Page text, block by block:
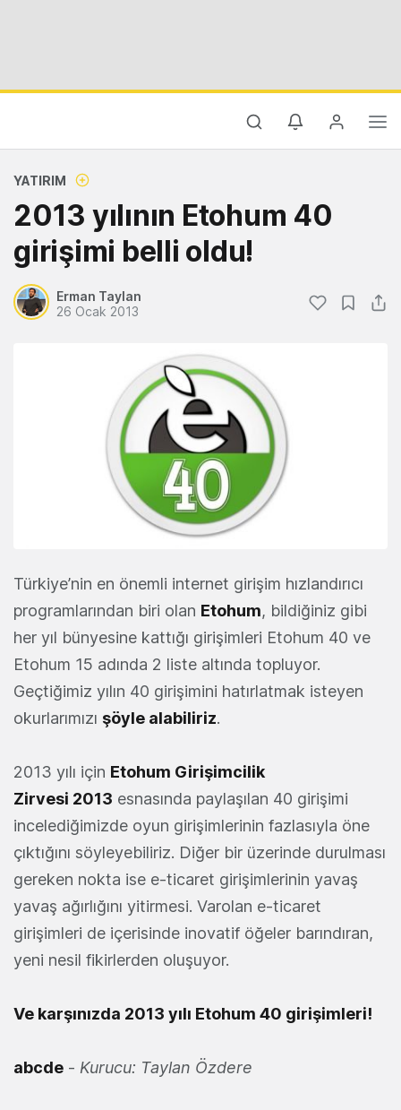
YATIRIM
2013 yılının Etohum 40
girişimi belli oldu!
Erman Taylan
26 Ocak 2013
Türkiye’nin en önemli internet girişim hızlandırıcı
programlarından biri olan Etohum, bildiğiniz gibi
her yıl bünyesine kattığı girişimleri Etohum 40 ve
Etohum 15 adında 2 liste altında topluyor.
Geçtiğimiz yılın 40 girişimini hatırlatmak isteyen
okurlarımızı şöyle alabiliriz.
2013 yılı için Etohum Girişimcilik
Zirvesi 2013 esnasında paylaşılan 40 girişimi
incelediğimizde oyun girişimlerinin fazlasıyla öne
çıktığını söyleyebiliriz. Diğer bir üzerinde durulması
gereken nokta ise e-ticaret girişimlerinin yavaş
yavaş ağırlığını yitirmesi. Varolan e-ticaret
girişimleri de içerisinde inovatif öğeler barındıran,
yeni nesil fikirlerden oluşuyor.
Ve karşınızda 2013 yılı Etohum 40 girişimleri!
abcde - Kurucu: Taylan Özdere